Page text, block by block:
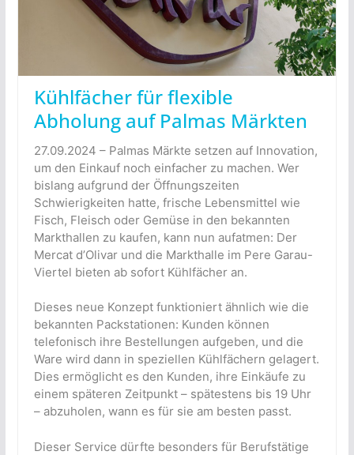
Kühlfächer für flexible
Abholung auf Palmas Märkten
27.09.2024 – Palmas Märkte setzen auf Innovation,
um den Einkauf noch einfacher zu machen. Wer
bislang aufgrund der Öffnungszeiten
Schwierigkeiten hatte, frische Lebensmittel wie
Fisch, Fleisch oder Gemüse in den bekannten
Markthallen zu kaufen, kann nun aufatmen: Der
Mercat d’Olivar und die Markthalle im Pere Garau-
Viertel bieten ab sofort Kühlfächer an.
Dieses neue Konzept funktioniert ähnlich wie die
bekannten Packstationen: Kunden können
telefonisch ihre Bestellungen aufgeben, und die
Ware wird dann in speziellen Kühlfächern gelagert.
Dies ermöglicht es den Kunden, ihre Einkäufe zu
einem späteren Zeitpunkt – spätestens bis 19 Uhr
– abzuholen, wann es für sie am besten passt.
Dieser Service dürfte besonders für Berufstätige